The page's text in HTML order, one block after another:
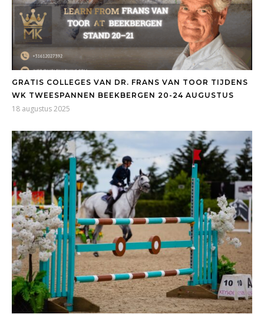
GRATIS COLLEGES VAN DR. FRANS VAN TOOR TIJDENS
WK TWEESPANNEN BEEKBERGEN 20-24 AUGUSTUS
18 augustus 2025